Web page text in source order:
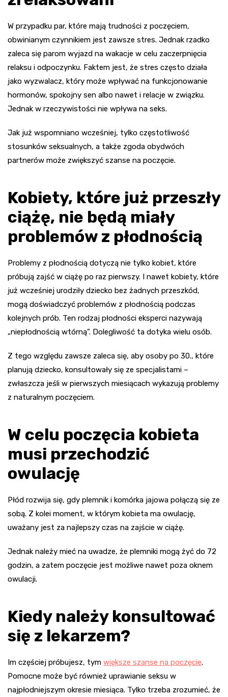
W przypadku par, które mają trudności z poczęciem,
obwinianym czynnikiem jest zawsze stres. Jednak rzadko
zaleca się parom wyjazd na wakacje w celu zaczerpnięcia
relaksu i odpoczynku. Faktem jest, że stres często działa
jako wyzwalacz, który może wpływać na funkcjonowanie
hormonów, spokojny sen albo nawet i relacje w związku.
Jednak w rzeczywistości nie wpływa na seks.
Jak już wspomniano wcześniej, tylko częstotliwość
stosunków seksualnych, a także zgoda obydwóch
partnerów może zwiększyć szanse na poczęcie.
Kobiety, które już przeszły
ciążę, nie będą miały
problemów z płodnością
Problemy z płodnością dotyczą nie tylko kobiet, które
próbują zajść w ciążę po raz pierwszy. I nawet kobiety, które
już wcześniej urodziły dziecko bez żadnych przeszkód,
mogą doświadczyć problemów z płodnością podczas
kolejnych prób. Ten rodzaj płodności eksperci nazywają
„niepłodnością wtórną”. Dolegliwość ta dotyka wielu osób.
Z tego względu zawsze zaleca się, aby osoby po 30., które
planują dziecko, konsultowały się ze specjalistami –
zwłaszcza jeśli w pierwszych miesiącach wykazują problemy
z naturalnym poczęciem.
W celu poczęcia kobieta
musi przechodzić
owulację
Płód rozwija się, gdy plemnik i komórka jajowa połączą się ze
sobą. Z kolei moment, w którym kobieta ma owulację,
uważany jest za najlepszy czas na zajście w ciążę.
Jednak należy mieć na uwadze, że plemniki mogą żyć do 72
godzin, a zatem poczęcie jest możliwe nawet poza oknem
owulacji.
Kiedy należy konsultować
się z lekarzem?
Im częściej próbujesz, tym większe szanse na poczęcie.
Pomocne może być również uprawianie seksu w
najpłodniejszym okresie miesiąca. Tylko trzeba zrozumieć, że